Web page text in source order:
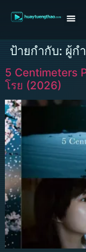
ป้ายกำกับ: ผู้ก
5 Centimeters
โรย (2026)